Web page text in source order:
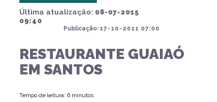
Última atualização: 08-07-2015
09:40
Publicação: 17-10-2011 07:00
RESTAURANTE GUAIAÓ
EM SANTOS
Tempo de leitura: 6 minutos